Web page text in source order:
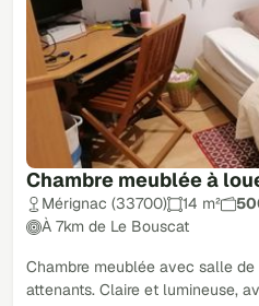
Chambre meublée à
Mérignac (33700) 14 m²
À 7km de Le Bouscat
Chambre meublée avec salle
attenants. Claire et lumineuse,